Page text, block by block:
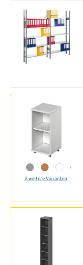
2 weitere Varianten